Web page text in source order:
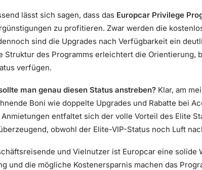
lässt sich sagen, dass das Europcar Privilege
zu profitieren. Zwar werden die
sind die Upgrades nach Verfügbarkeit ein
Struktur des Programms erleichtert die Orientierung,
verfügen.
man genau diesen Status anstreben? Klar, am
Boni wie doppelte Upgrades und Rabatte bei
entfaltet sich der volle Vorteil des Elite
obwohl der Elite-VIP-Status noch Luft
und Vielnutzer ist Europcar eine solide
und die mögliche Kostenersparnis machen das